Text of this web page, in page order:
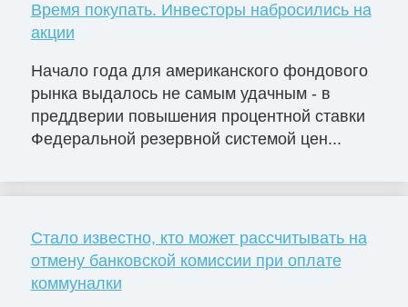
Время покупать. Инвесторы набросились на
акции
Начало года для американского фондового
рынка выдалось не самым удачным - в
преддверии повышения процентной ставки
Федеральной резервной системой цен...
Стало известно, кто может рассчитывать на
отмену банковской комиссии при оплате
коммуналки